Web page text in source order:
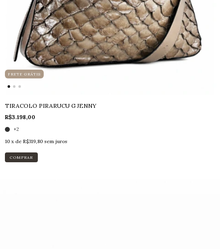
FRETE GRÁTIS
TIRACOLO PIRARUCU G JENNY
R$3.198,00
+2
10 x de R$319,80 sem juros
COMPRAR